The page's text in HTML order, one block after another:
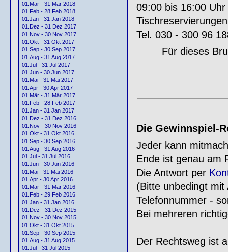
01.Mär - 31 Mär 2018
01.Feb - 28 Feb 2018
01.Jan - 31 Jan 2018
01.Dez - 31 Dez 2017
01.Nov - 30 Nov 2017
01.Okt - 31 Okt 2017
01.Sep - 30 Sep 2017
01.Aug - 31 Aug 2017
01.Jul - 31 Jul 2017
01.Jun - 30 Jun 2017
01.Mai - 31 Mai 2017
01.Apr - 30 Apr 2017
01.Mär - 31 Mär 2017
01.Feb - 28 Feb 2017
01.Jan - 31 Jan 2017
01.Dez - 31 Dez 2016
01.Nov - 30 Nov 2016
01.Okt - 31 Okt 2016
01.Sep - 30 Sep 2016
01.Aug - 31 Aug 2016
01.Jul - 31 Jul 2016
01.Jun - 30 Jun 2016
01.Mai - 31 Mai 2016
01.Apr - 30 Apr 2016
01.Mär - 31 Mär 2016
01.Feb - 29 Feb 2016
01.Jan - 31 Jan 2016
01.Dez - 31 Dez 2015
01.Nov - 30 Nov 2015
01.Okt - 31 Okt 2015
01.Sep - 30 Sep 2015
01.Aug - 31 Aug 2015
01.Jul - 31 Jul 2015
09:00 bis 16:00 Uhr
Tel. 030 - 300 96
Für dieses
Die Gewinnspiel-
Jeder kann
Ende ist genau am
Die Antwort per
(Bitte unbedingt
Telefonnummer -
Bei mehreren
Der Rechtsweg ist